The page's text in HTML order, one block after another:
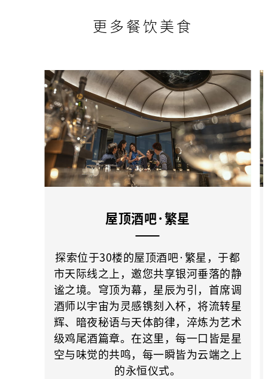
更多餐饮美食
屋顶酒吧·繁星
探索位于30楼的屋顶酒吧·繁星，于都
市天际线之上，邀您共享银河垂落的静
谧之境。穹顶为幕，星辰为引，首席调
酒师以宇宙为灵感镌刻入杯，将流转星
辉、暗夜秘语与天体韵律，淬炼为艺术
级鸡尾酒篇章。在这里，每一口皆是星
空与味觉的共鸣，每一瞬皆为云端之上
的永恒仪式。